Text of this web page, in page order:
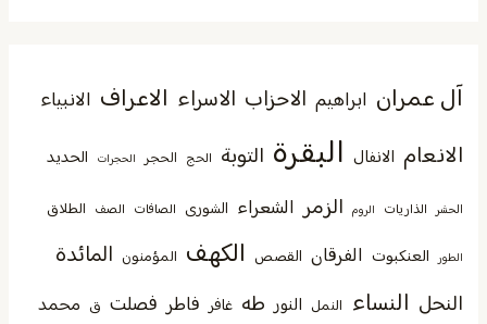
آل عمران ابراهيم الاحزاب الاسراء الاعراف الانبياء
الانعام الانفال البقرة التوبة الحج الحجر الحجرات الحديد
الحشر الذاريات الروم الزمر الشعراء الشورى الصافات الصف الطلاق
الطور العنكبوت الفرقان القصص الكهف المؤمنون المائدة
النحل النساء النمل النور طه غافر فاطر فصلت ق محمد